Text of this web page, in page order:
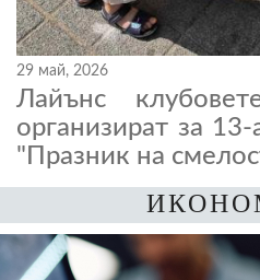
29 май, 2026
Лайънс
организират за
"Празник на